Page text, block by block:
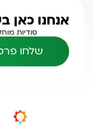
אנחנו כאן
סודיות
שלחו